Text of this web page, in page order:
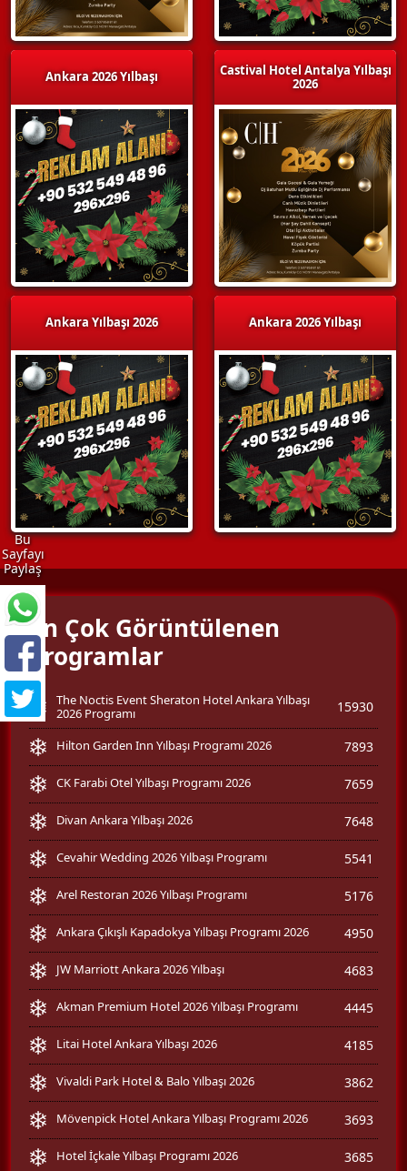
Ankara 2026 Yılbaşı
Ankara Yılbaşı 2026
Castival Hotel Antalya Yılbaşı
2026
Ankara 2026 Yılbaşı
Bu
Sayfayı
Paylaş
En Çok Görüntülenen
Programlar
The Noctis Event Sheraton Hotel Ankara Yılbaşı
2026 Programı
15930
Hilton Garden Inn Yılbaşı Programı 2026 7893
CK Farabi Otel Yılbaşı Programı 2026 7659
Divan Ankara Yılbaşı 2026 7648
Cevahir Wedding 2026 Yılbaşı Programı 5541
Arel Restoran 2026 Yılbaşı Programı 5176
Ankara Çıkışlı Kapadokya Yılbaşı Programı 2026 4950
JW Marriott Ankara 2026 Yılbaşı 4683
Akman Premium Hotel 2026 Yılbaşı Programı 4445
Litai Hotel Ankara Yılbaşı 2026 4185
Vivaldi Park Hotel & Balo Yılbaşı 2026 3862
Mövenpick Hotel Ankara Yılbaşı Programı 2026 3693
Hotel İçkale Yılbaşı Programı 2026 3685